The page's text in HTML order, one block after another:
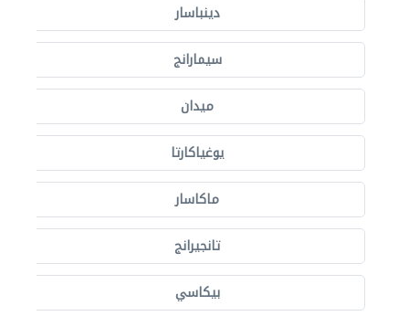
دينباسار
سيمارانج
ميدان
يوغياكارتا
ماكاسار
تانجيرانج
بيكاسي